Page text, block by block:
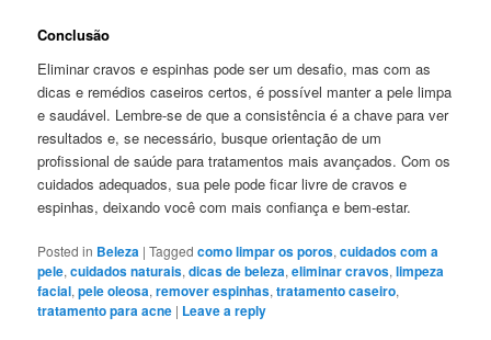
Conclusão
Eliminar cravos e espinhas pode ser um desafio, mas com as
dicas e remédios caseiros certos, é possível manter a pele limpa
e saudável. Lembre-se de que a consistência é a chave para ver
resultados e, se necessário, busque orientação de um
profissional de saúde para tratamentos mais avançados. Com os
cuidados adequados, sua pele pode ficar livre de cravos e
espinhas, deixando você com mais confiança e bem-estar.
Posted in Beleza |Tagged como limpar os poros,cuidados com a
pele,cuidados naturais,dicas de beleza,eliminar cravos,limpeza
facial,pele oleosa,remover espinhas,tratamento caseiro,
tratamento para acne | Leave a reply